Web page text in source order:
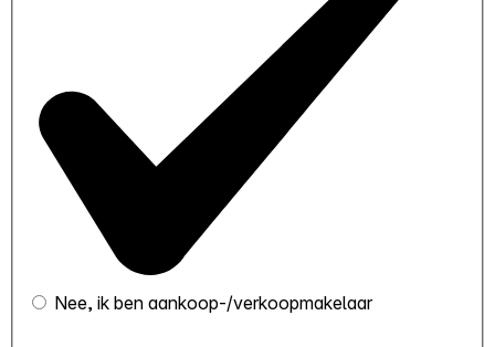
Nee, ik ben aankoop-/verkoopmakelaar